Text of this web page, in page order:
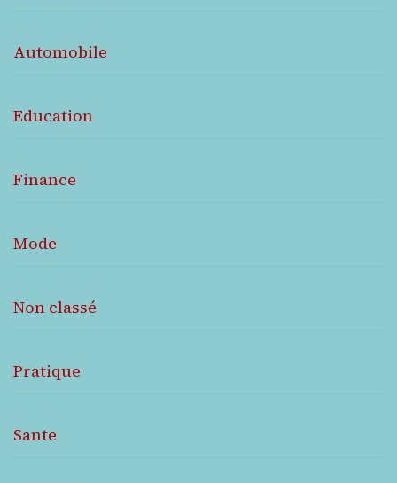
Automobile
Education
Finance
Mode
Non classé
Pratique
Sante